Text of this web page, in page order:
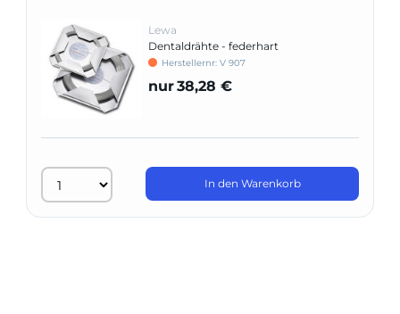
Lewa
Dentaldrähte - federhart
Herstellernr: V 907
nur38,28 €
In den Warenkorb